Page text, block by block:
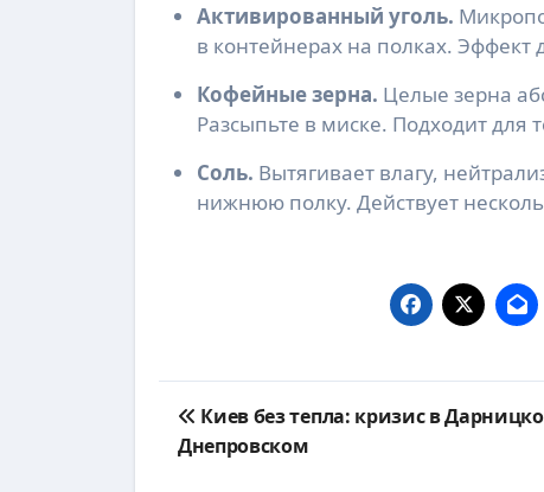
Активированный уголь.
в контейнерах на полках.
Кофейные зерна. Целые зерна
Разсыпьте в миске. Подходит для
Соль. Вытягивает влагу,
нижнюю полку. Действует
Навигация
по
Киев без тепла: кризис в
Днепровском